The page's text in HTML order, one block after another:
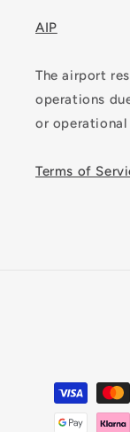
AIP
The airport
operations
or operational
Terms of
Maksutavat